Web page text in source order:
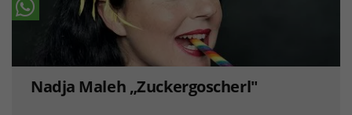
Nadja Maleh „Zuckergoscherl"